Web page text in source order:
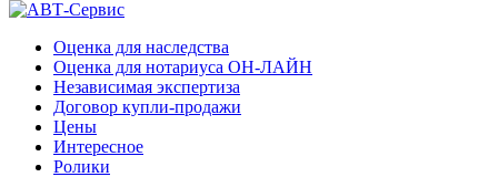
Оценка для наследства
Оценка для нотариуса ОН-ЛАЙН
Независимая экспертиза
Договор купли-продажи
Цены
Интересное
Ролики